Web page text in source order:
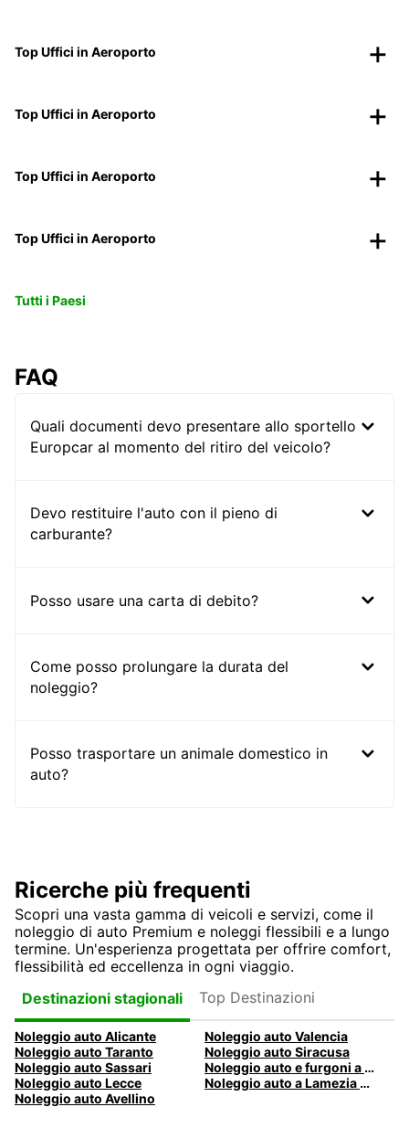
Top Uffici in Aeroporto
Top Uffici in Aeroporto
Top Uffici in Aeroporto
Top Uffici in Aeroporto
Tutti i Paesi
FAQ
Quali documenti devo presentare allo sportello
Europcar al momento del ritiro del veicolo?
Devo restituire l'auto con il pieno di
carburante?
Posso usare una carta di debito?
Come posso prolungare la durata del
noleggio?
Posso trasportare un animale domestico in
auto?
Ricerche più frequenti
Scopri una vasta gamma di veicoli e servizi, come il
noleggio di auto Premium e noleggi flessibili e a lungo
termine. Un'esperienza progettata per offrire comfort,
flessibilità ed eccellenza in ogni viaggio.
Destinazioni stagionali
Top Destinazioni
Noleggio auto Alicante
Noleggio auto Valencia
Noleggio auto Taranto
Noleggio auto Siracusa
Noleggio auto Sassari
Noleggio auto e furgoni a Pescara
Noleggio auto Lecce
Noleggio auto a Lamezia Terme, Italia
Noleggio auto Avellino